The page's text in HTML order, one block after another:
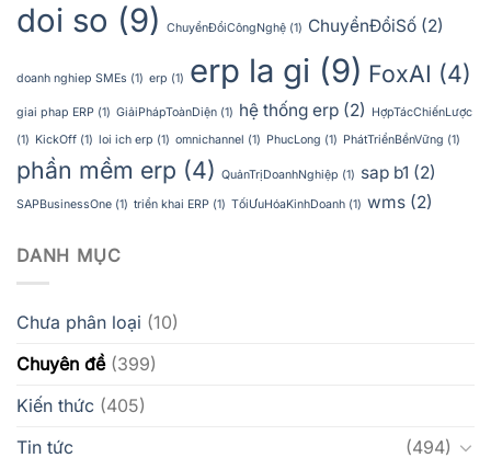
doi so (9) ChuyểnĐổiCôngNghệ (1) ChuyểnĐổiSố (2)
doanh nghiep SMEs (1) erp (1) erp la gi (9) FoxAI (4)
giai phap ERP (1) GiảiPhápToànDiện (1) hệ thống erp (2)
HợpTácChiếnLược
(1) KickOff (1) loi ich erp (1) omnichannel (1) PhucLong (1) PhátTriểnBềnVững (1)
phần mềm erp (4) QuảnTrịDoanhNghiệp (1) sap b1 (2)
SAPBusinessOne (1) triển khai ERP (1) TốiƯuHóaKinhDoanh (1) wms (2)
DANH MỤC
Chưa phân loại (10)
Chuyên đề(399)
Kiến thức (405)
Tin tức
(494)